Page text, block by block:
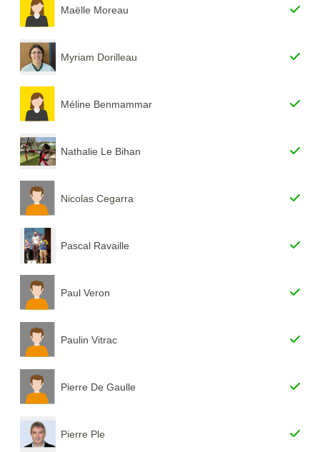
Maëlle Moreau
Myriam Dorilleau
Méline Benmammar
Nathalie Le Bihan
Nicolas Cegarra
Pascal Ravaille
Paul Veron
Paulin Vitrac
Pierre De Gaulle
Pierre Ple